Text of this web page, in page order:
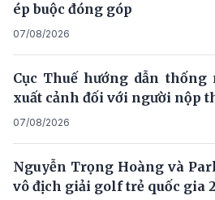
ép buộc đóng góp
07/08/2026
Cục Thuế hướng dẫn
xuất cảnh đối với người nộp
07/08/2026
Nguyễn Trọng Hoàng và
vô địch giải golf trẻ quốc gia